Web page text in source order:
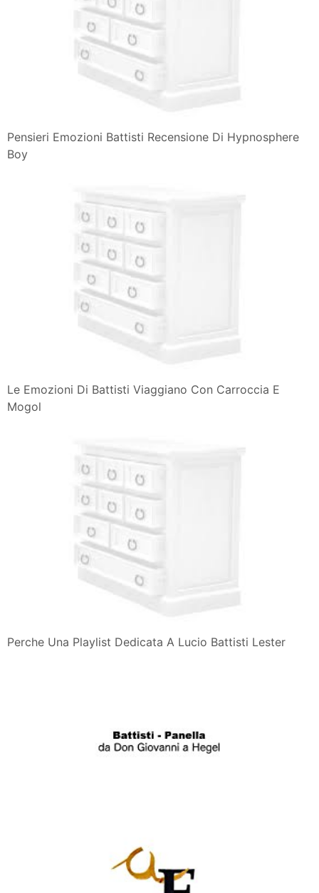
Pensieri Emozioni Battisti Recensione Di Hypnosphere
Boy
Le Emozioni Di Battisti Viaggiano Con Carroccia E
Mogol
Perche Una Playlist Dedicata A Lucio Battisti Lester